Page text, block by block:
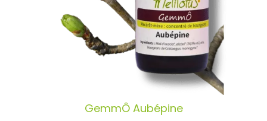
GemmÔ Aubépine